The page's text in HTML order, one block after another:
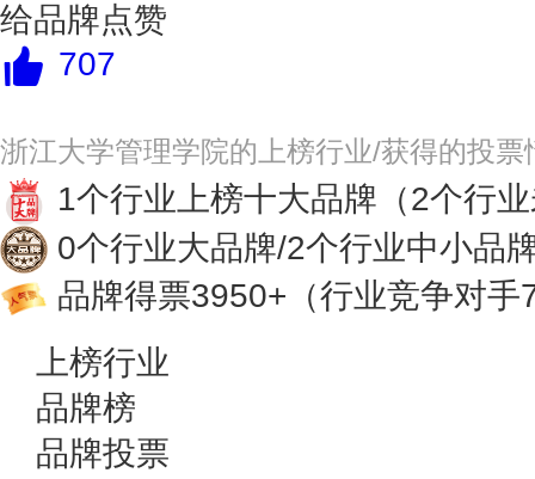
给品牌点赞
707
浙江大学管理学院的上榜行业/获得的投票
1个行业上榜十大品牌 （2个行
0个行业大品牌/2个行业中小品
品牌得票3950+ （行业竞争对
上榜行业
品牌榜
品牌投票